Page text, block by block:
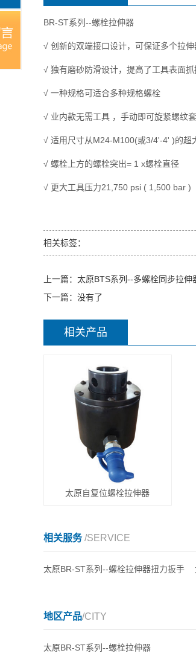
BR-ST系列--螺栓拉伸器
√ 创新的双端接口设计，可保证多个拉
√ 独有磨砂防滑设计，提高了工具表面
√ 一种规格可适合多种规格螺栓
√ 业内款无需工具 ，手动即可旋紧螺纹套
√ 适用尺寸从M24-M100(或3/4'-4' )的超
√ 螺栓上方的螺栓突出= 1 x螺栓直径
√ 更大工具压力21,750 psi ( 1,500 bar )
相关标签：
上一篇： 太原BTS系列--多螺栓同步拉伸
下一篇：没有了
相关产品
太原自复位螺栓拉伸器
相关服务/SERVICE
太原BR-ST系列--螺栓拉伸器扭力扳手
地区产品/CITY
太原BR-ST系列--螺栓拉伸器